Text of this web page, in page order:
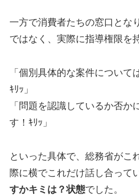
一方で消費者たちの窓口とな
ではなく、実際に指導権限を
「個別具体的な案件について
ｷﾘｯ」
「問題を認識しているか否か
す！ｷﾘｯ」
といった具体で、総務省がこ
際に横でこれだけ話し合って
すかキミは？状態でした。